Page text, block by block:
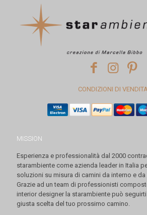
CONDIZIONI DI VENDITA
MISSION
Esperienza e professionalità dal 2000
starambiente come azienda leader in Italia
soluzioni su misura di camini da interno e da
Grazie ad un team di professionisti
interior designer la starambiente può
giusta scelta del tuo prossimo camino.